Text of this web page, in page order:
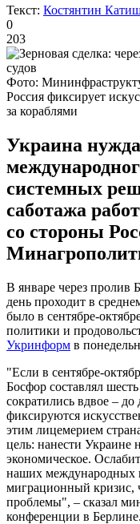
Текст: Костянтин
0
203
Фото:
Россия фиксирует
за кораблями
Украина
системных
саботажа
со стороны
В январе через пролив
день проходит в
было в сентябре-
политики и
Укринформ в
"Если в сентябре-
Босфор составлял
сократились вдвое – до
фиксируются
этим лицемерием
цель: нанести Украине
экономическое.
наших международных
миграционный кризис,
проблемы", – сказал
конференции в Берлине.